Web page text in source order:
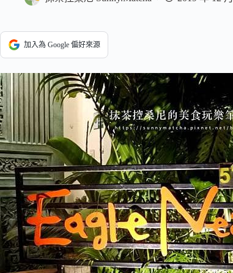
加入為 Google 偏好來源